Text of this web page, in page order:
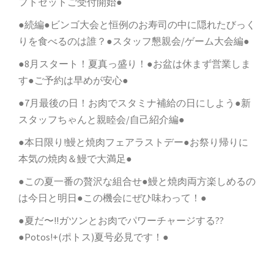
●続編●ビンゴ大会と恒例のお寿司の中に隠れたびっく
りを食べるのは誰？●スタッフ懇親会/ゲーム大会編●
●8月スタート！夏真っ盛り！●お盆は休まず営業しま
す●ご予約は早めが安心●
●7月最後の日！お肉でスタミナ補給の日にしよう●新
スタッフちゃんと親睦会/自己紹介編●
●本日限り!鰻と焼肉フェアラストデー●お祭り帰りに
本気の焼肉＆鰻で大満足●
●この夏一番の贅沢な組合せ●鰻と焼肉両方楽しめるの
は今日と明日●この機会にぜひ味わって！●
●夏だ〜!!ガツンとお肉でパワーチャージする??
●Potos!+(ポトス)夏号必見です！●